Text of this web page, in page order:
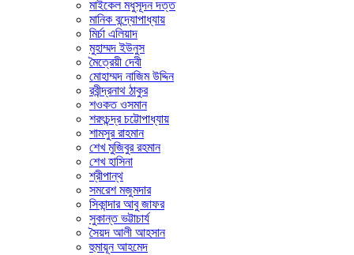
মাইকেল মধুসূদন দত্ত
মানিক বন্দ্যোপাধ্যায়
মির্চা এলিয়াদ
মুহাম্মদ ইউনুস
মৈত্রেয়ী দেবী
মোহাম্মদ নাজিম উদ্দিন
রবীন্দ্রনাথ ঠাকুর
শওকত ওসমান
শরৎচন্দ্র চট্টোপাধ্যায়
শামসুর রাহমান
শেখ মুজিবুর রহমান
শেখ হাসিনা
শ্রীপান্থ
সমরেশ মজুমদার
সিকান্দার আবু জাফর
সুকান্ত ভট্টাচার্য
সৈয়দ আলী আহসান
হুমায়ূন আহমেদ